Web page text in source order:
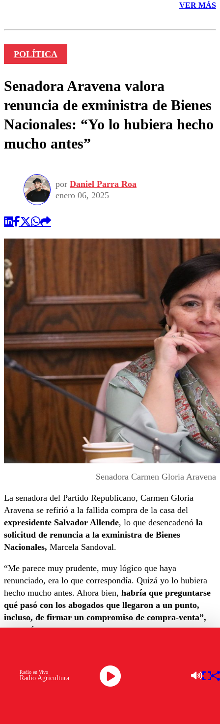
VER MÁS
POLÍTICA
Senadora Aravena valora
renuncia de exministra de Bienes
Nacionales: “Yo lo hubiera hecho
mucho antes”
por Daniel Parra Roa
enero 06, 2025
Senadora Carmen Gloria Aravena
La senadora del Partido Republicano, Carmen Gloria
Aravena se refirió a la fallida compra de la casa del
expresidente Salvador Allende, lo que desencadenó la
solicitud de renuncia a la exministra de Bienes
Nacionales, Marcela Sandoval.
“Me parece muy prudente, muy lógico que haya
renunciado, era lo que correspondía. Quizá yo lo hubiera
hecho mucho antes. Ahora bien, habría que preguntarse
qué pasó con los abogados que llegaron a un punto,
incluso, de firmar un compromiso de compra-venta”,
comentó.
cuenta que una ministra no puede venderle al Estado.
Este tipo de inhabilidades son conocidas por quienes
hemos trabajado en la administración pública, y que no se
Radio Agricultura
Radio en Vivo